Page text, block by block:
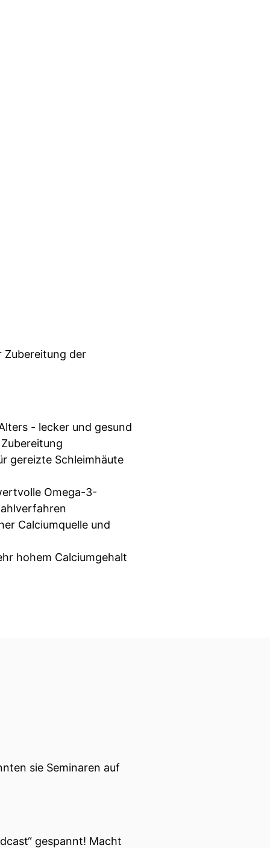
Zubereitung der
- lecker und gesund
gereizte Schleimhäute
Omega-3-
Calciumquelle und
hohem Calciumgehalt
sie Seminaren auf
gespannt! Macht